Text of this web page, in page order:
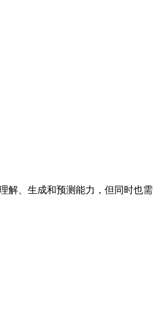
解、生成和预测能力，但同时也需